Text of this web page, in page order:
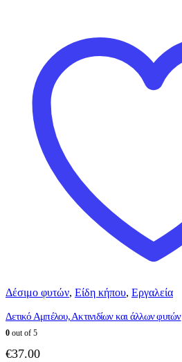
Δέσιμο φυτών, Είδη κήπου, Εργαλεία
Δετικό Αμπέλου, Ακτινιδίων και άλλων φυτών
0 out of 5
€37.00